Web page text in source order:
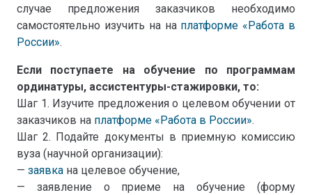
случае предложения заказчиков необходимо
самостоятельно изучить на на платформе «Работа в
России».
Если поступаете на обучение по программам
ординатуры, ассистентуры-стажировки, то:
Шаг 1. Изучите предложения о целевом обучении от
заказчиков на платформе «Работа в России».
Шаг 2. Подайте документы в приемную комиссию
вуза (научной организации):
— заявка на целевое обучение,
— заявление о приеме на обучение (форму